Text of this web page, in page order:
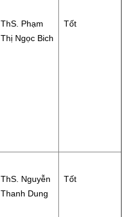
ThS. Phạm
Thị Ngọc Bich
Tốt
ThS. Nguyễn
Thanh Dung
Tốt